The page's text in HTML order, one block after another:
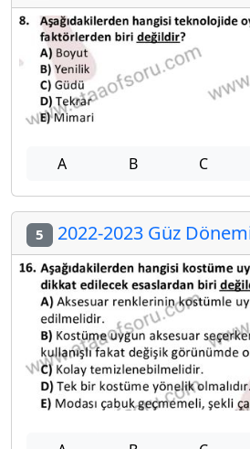
A B C
5 2022-2023 Güz Dönemi